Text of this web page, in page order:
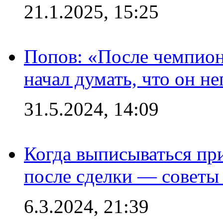
21.1.2025, 15:25
Попов: «После
начал думать, что он
31.5.2024, 14:09
Когда выписываться
после сделки —
6.3.2024, 21:39